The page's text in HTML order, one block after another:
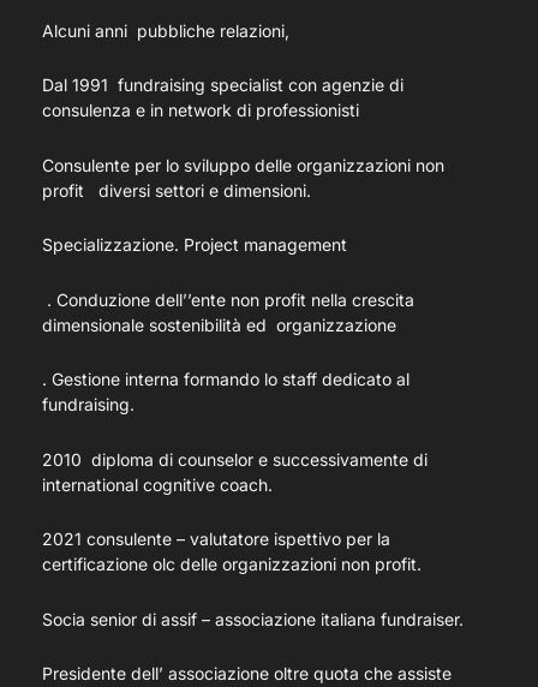
Alcuni anni pubbliche relazioni,
Dal 1991 fundraising specialist con agenzie di
consulenza e in network di professionisti
Consulente per lo sviluppo delle organizzazioni non
profit diversi settori e dimensioni.
Specializzazione. Project management
. Conduzione dell’’ente non profit nella crescita
dimensionale sostenibilità ed organizzazione
. Gestione interna formando lo staff dedicato al
fundraising.
2010 diploma di counselor e successivamente di
international cognitive coach.
2021 consulente – valutatore ispettivo per la
certificazione olc delle organizzazioni non profit.
Socia senior di assif – associazione italiana fundraiser.
Presidente dell’ associazione oltre quota che assiste